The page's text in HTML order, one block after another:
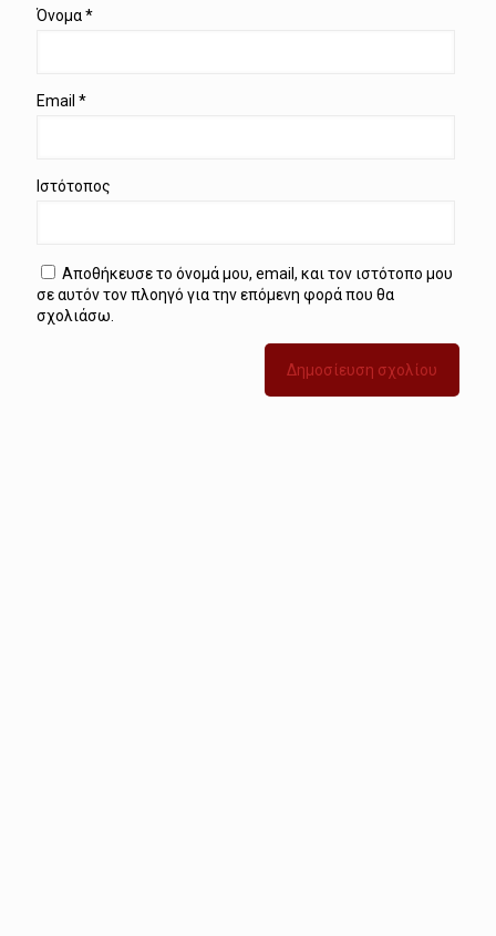
Όνομα*
Email *
Ιστότοπος
Αποθήκευσε το όνομά μου, email, και τον ιστότοπο μου
σε αυτόν τον πλοηγό για την επόμενη φορά που θα
σχολιάσω.